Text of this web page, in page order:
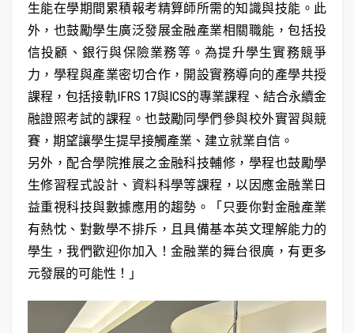
生能在學期間累積報考精算師所需的知識與技能。此
外，也鼓勵學生廣泛發展金融產業相關職能，包括投
信投顧、銀行與保險業務等。為提升學生實務競爭
力，學程與產業密切合作，開設實務導向的產學共授
課程，包括接軌IFRS 17與ICS的專業課程、結合永續金
融證照考試的課程。也鼓勵同學們參與校外實習與競
賽，期望讓學生提早接觸產業、建立就業自信。
另外，配合學院推展之金融科技輔修，學程也鼓勵學
生修習程式設計、資料科學等課程，以因應金融業日
益重視科技與數據應用的趨勢。「只要你對金融產業
有熱忱、對數學不排斥，且具備基本英文理解能力的
學生，我們歡迎你加入！金融業的舞台很廣，有更多
元發展的可能性！」